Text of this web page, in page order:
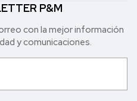
P&M
con la mejor in formación
y comunicaciones.